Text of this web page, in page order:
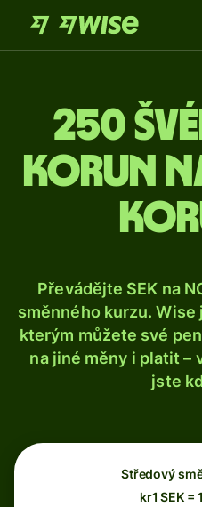
250
korun
Převádějte SEK na
směnného kurzu.
kterým můžete své
na jiné měny i platit –
jste
Středový
kr1 SEK =